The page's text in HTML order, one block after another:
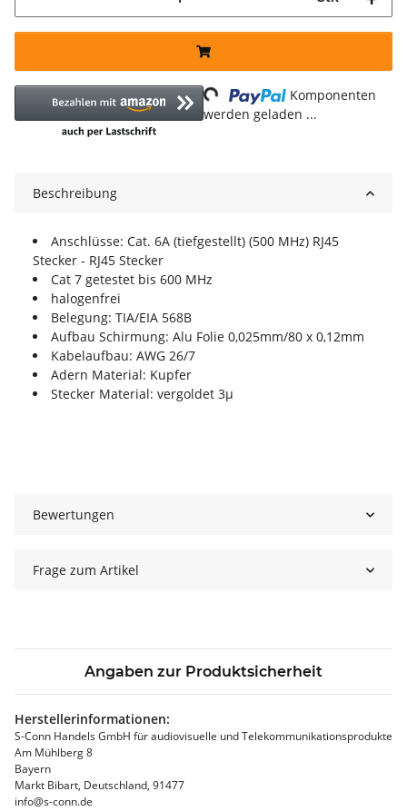
Loading...
Komponenten
werden geladen ...
Beschreibung
Anschlüsse: Cat. 6A (tiefgestellt) (500 MHz) RJ45
Stecker - RJ45 Stecker
Cat 7 getestet bis 600 MHz
halogenfrei
Belegung: TIA/EIA 568B
Aufbau Schirmung: Alu Folie 0,025mm/80 x 0,12mm
Kabelaufbau: AWG 26/7
Adern Material: Kupfer
Stecker Material: vergoldet 3µ
Bewertungen
Frage zum Artikel
Angaben zur Produktsicherheit
Herstellerinformationen:
S-Conn Handels GmbH für audiovisuelle und Telekommunikationsprodukte
Am Mühlberg 8
Bayern
Markt Bibart, Deutschland, 91477
info@s-conn.de